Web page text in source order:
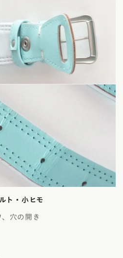
ト・小ヒモ
、穴の開き